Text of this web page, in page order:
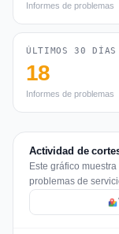
Informes de problemas
ÚLTIMOS 30 DÍAS
18
Informes de problemas
Actividad de
Este gráfico
problemas de